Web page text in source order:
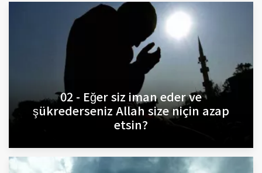
02 - Eğer siz iman eder ve
şükrederseniz Allah size niçin azap
etsin?